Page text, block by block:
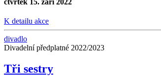
K detailu akce
divadlo
Divadelní předplatné 2022/2023
Tři sestry